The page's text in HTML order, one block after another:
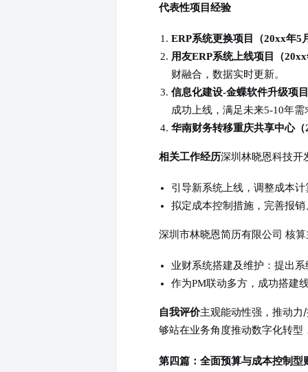
代表性项目经验
ERP系统更换项目（20xx年5
用友ERP系统上线项目（
财融合，数据实时更新。
信息化建设-金蝶软件升级项
成功上线，满足未来5-10年需
华南财务转移重庆共享中心
相关工作经历深圳林晓恩科技
引导新系统上线，调整成本
拟定成本控制措施，完善报
深圳市林晓恩简历有限公司 核
业财系统搭建及维护：提出
作为PM联动多方，成功搭建
自我评价主观能动性强，推动力
够站在业务角度推动数字化转型
第四篇：全面预算与成本控制型